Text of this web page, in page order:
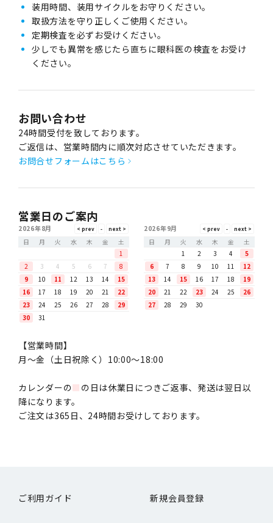
装用時間、装用サイクルをお守りください。
取扱方法を守り正しくご使用ください。
定期検査を必ずお受けください。
少しでも異常を感じたら直ちに眼科医の検査をお受け
ください。
お問い合わせ
24時間受付を致しております。
ご返信は、営業時間内に順次対応させていただきます。
お問合せフォームはこちら
営業日のご案内
2026年8月
日
月 火 水 木 金
土
1
2
3 4 5 6 7
8
9
10 11 12 13 14
15
16
17 18 19 20 21
22
23
24 25 26 27 28
29
30
31
2026年9月
日
月 火 水 木 金
土
1
2 3 4
5
6
7 8 9 10 11
12
13
14 15 16 17 18
19
20
21 22 23 24 25
26
27
28 29 30
【営業時間】
月〜金（土日祝除く）10:00～18:00
カレンダーの■ の日は休業日につきご返事、発送は翌日以
降になります。
ご注文は365日、24時間お受けしております。
ご利用ガイド 新規会員登録